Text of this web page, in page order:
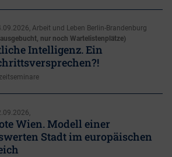
Arbeit und Leben Berlin-Brandenburg
nur noch Wartelistenplätze)
Intelligenz. Ein
Wien. Modell einer
Stadt im europäischen